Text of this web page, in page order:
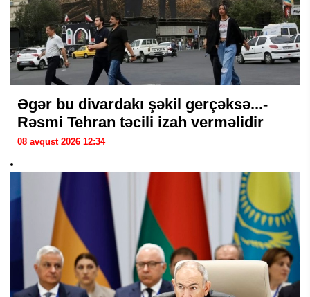
Əgər bu divardakı şəkil gerçəksə...-
Rəsmi Tehran təcili izah verməlidir
08 avqust 2026 12:34